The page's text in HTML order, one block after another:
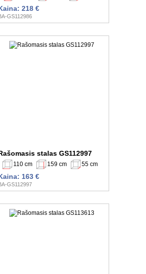
218 €
GS112986
stalas GS112997
110 cm 159 cm 55 cm
163 €
GS112997